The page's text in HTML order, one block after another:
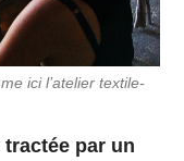
ici l’atelier textile-
par un